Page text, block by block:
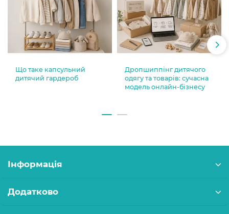
Що таке капсульний
дитячий гардероб
Дропшиппінг дитячого
одягу та товарів: сучасна
модель онлайн-бізнесу
Інформація
Додатково